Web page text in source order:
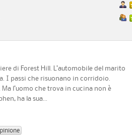
di Forest Hill. L’automobile del marito
I passi che risuonano in corridoio.
l’uomo che trova in cucina non è
ha la sua...